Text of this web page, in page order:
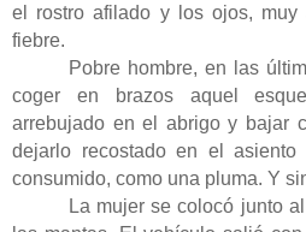
el rostro afilado y los ojos, muy
fiebre.
Pobre hombre, en las
coger en brazos aquel
arrebujado en el abrigo y bajar
dejarlo recostado en el
consumido, como una pluma. Y
La mujer se colocó junto